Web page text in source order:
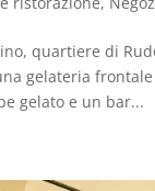
quartiere di
gelateria
gelato e un bar...